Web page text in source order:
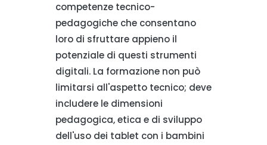
competenze tecnico-
pedagogiche che consentano
loro di sfruttare appieno il
potenziale di questi strumenti
digitali. La formazione non può
limitarsi all'aspetto tecnico; deve
includere le dimensioni
pedagogica, etica e di sviluppo
dell'uso dei tablet con i bambini